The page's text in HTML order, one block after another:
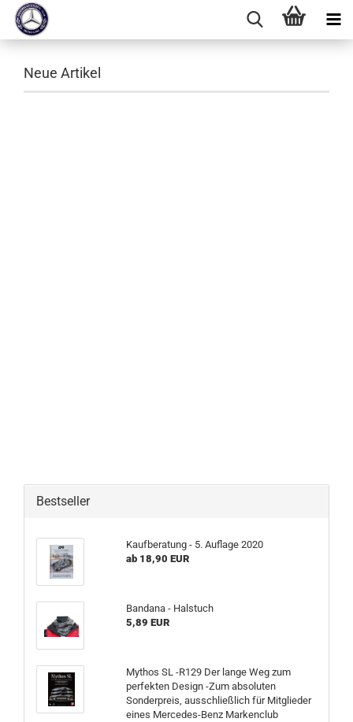
Neue Artikel
Bestseller
Kaufberatung - 5. Auflage 2020
ab 18,90 EUR
Bandana - Halstuch
5,89 EUR
Mythos SL -R129 Der lange Weg zum
perfekten Design -Zum absoluten
Sonderpreis, ausschließlich für Mitglieder
eines Mercedes-Benz Markenclub